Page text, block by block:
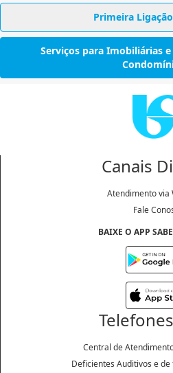
Primeira
Serviços para Imobiliárias
Canais
Atendimento via
Fale
BAIXE O APP
Central de
Deficientes Auditivos e de